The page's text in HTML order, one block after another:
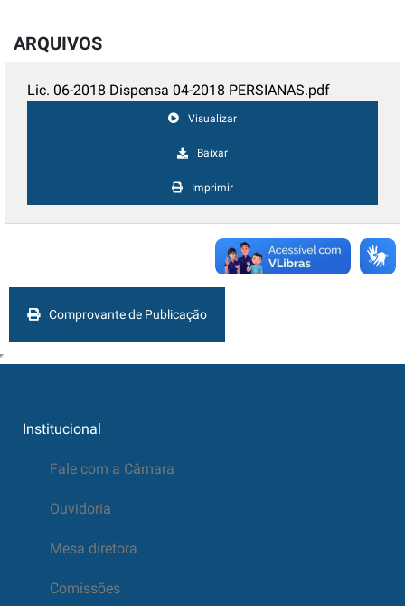
ARQUIVOS
Lic. 06-2018 Dispensa 04-2018 PERSIANAS.pdf
Visualizar
Baixar
Imprimir
Comprovante de Publicação
Institucional
Fale com a Câmara
Ouvidoria
Mesa diretora
Comissões